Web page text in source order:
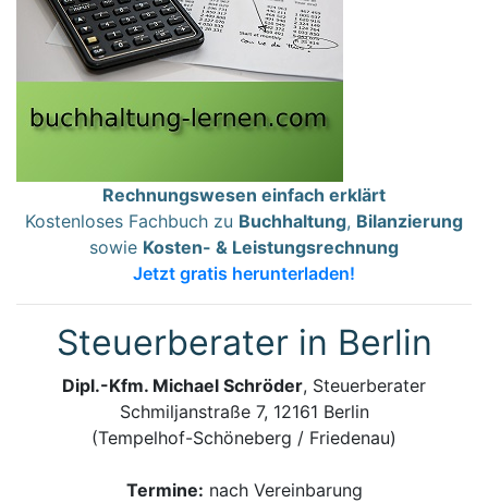
Rechnungswesen einfach erklärt
Kostenloses Fachbuch zu Buchhaltung, Bilanzierung
sowie Kosten- & Leistungsrechnung
Jetzt gratis herunterladen!
Steuerberater in Berlin
Dipl.-Kfm. Michael Schröder, Steuerberater
Schmiljanstraße 7, 12161 Berlin
(Tempelhof-Schöneberg / Friedenau)
Termine: nach Vereinbarung